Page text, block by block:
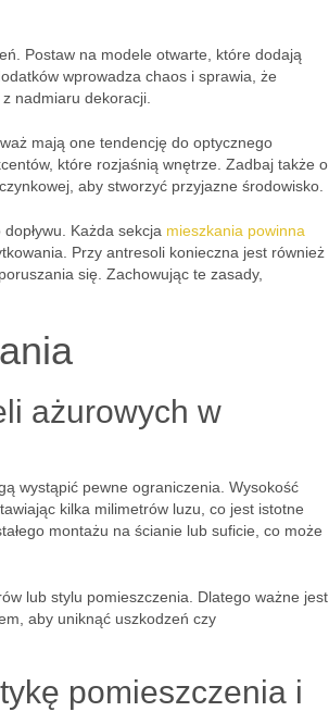
Postaw na modele otwarte, które dodają
wprowadza chaos i sprawia, że
nadmiaru dekoracji.
mają one tendencję do optycznego
które rozjaśnią wnętrze. Zadbaj także o
aby stworzyć przyjazne środowisko.
Każda sekcja mieszkania powinna
Przy antresoli konieczna jest również
się. Zachowując te zasady,
ażurowych w
wystąpić pewne ograniczenia. Wysokość
kilka milimetrów luzu, co jest istotne
montażu na ścianie lub suficie, co może
lub stylu pomieszczenia. Dlatego ważne jest
aby uniknąć uszkodzeń czy
pomieszczenia i